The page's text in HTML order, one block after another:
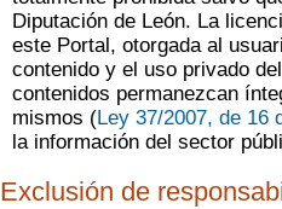
Diputación de León. La
este Portal, otorgada al
contenido y el uso privado
contenidos permanezcan
mismos (Ley 37/2007, de 16
la información del sector
Exclusión de